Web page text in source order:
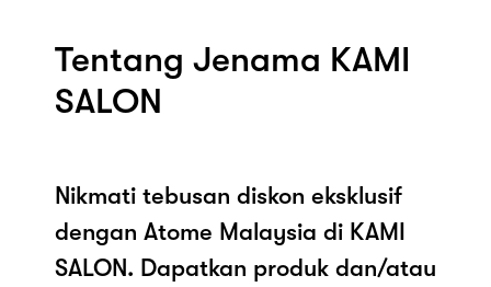
Tentang Jenama KAMI
SALON
Nikmati tebusan diskon eksklusif
dengan Atome Malaysia di KAMI
SALON. Dapatkan produk dan/atau